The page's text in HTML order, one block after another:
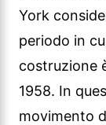
York
periodo in
costruzione
1958. In
movimento